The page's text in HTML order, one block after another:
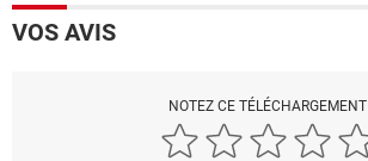
VOS AVIS
NOTEZ CE TÉLÉCHARGEMENT